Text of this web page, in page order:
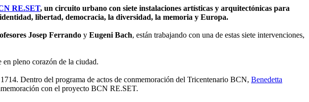
RE.SET, un circuito urbano con siete instalaciones artísticas y arquitectónicas para
libertad, democracia, la diversidad, la memoria y Europa.
Josep Ferrando y Eugeni Bach, están trabajando con una de estas siete intervenciones,
en pleno corazón de la ciudad.
Dentro del programa de actos de conmemoración del Tricentenario BCN, Benedetta
con el proyecto BCN RE.SET.